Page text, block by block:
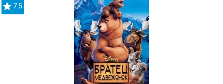
7.5